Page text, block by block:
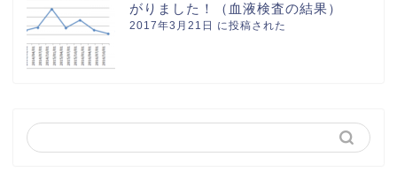
がりました！（血液検査の結果）
2017年3月21日 に投稿された